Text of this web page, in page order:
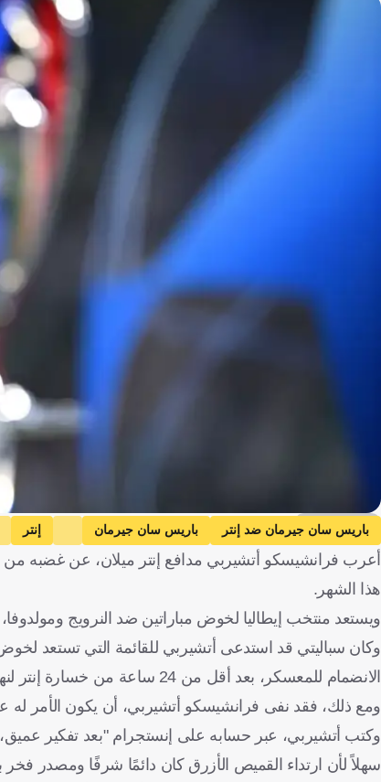
Getty Images
باريس سان جيرمان ضد إنتر باريس سان جيرمان إنتر
التصفيات المؤهلة لكأس العالم - أوروبا
فرانشيسكو آتشيربي
أعرب فرانشيسكو أتشيربي مدافع إنتر ميلان، عن غضبه من
هذا الشهر.
ويستعد منتخب إيطاليا لخوض مباراتين ضد النرويج ومولدوفا،
وكان سباليتي قد استدعى أتشيربي للقائمة التي تستعد
الانضمام للمعسكر، بعد أقل من 24 ساعة من خسارة إنتر لنهائي دوري أبطال أوروبا بخماسية نظيفة أمام باريس سان جيرمان.
ومع ذلك، فقد نفى فرانشيسكو أتشيربي، أن يكون الأمر له
وكتب أتشيربي، عبر حسابه على إنستجرام "بعد تفكير عميق،
سهلاً لأن ارتداء القميص الأزرق كان دائمًا شرفًا ومصدر فخر